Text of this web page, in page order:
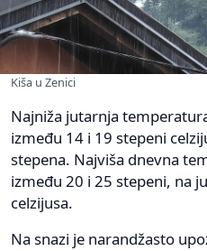
Kiša u Zenici
Najniža jutarnja
između 14 i 19 stepeni
stepena. Najviša dnevna
između 20 i 25 stepeni, na
celzijusa.
Na snazi je narandžasto